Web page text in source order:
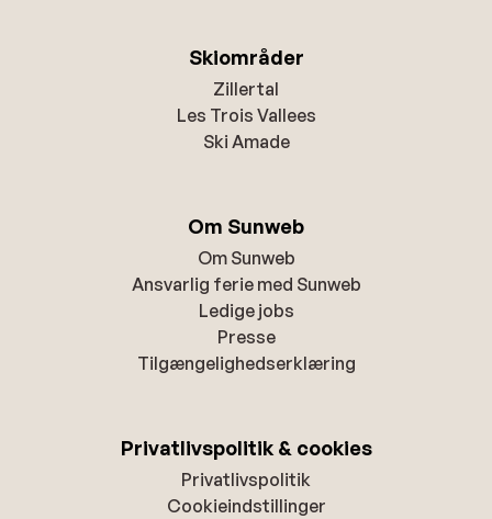
Skiområder
Zillertal
Les Trois Vallees
Ski Amade
Om Sunweb
Om Sunweb
Ansvarlig ferie med Sunweb
Ledige jobs
Presse
Tilgængelighedserklæring
Privatlivspolitik & cookies
Privatlivspolitik
Cookieindstillinger